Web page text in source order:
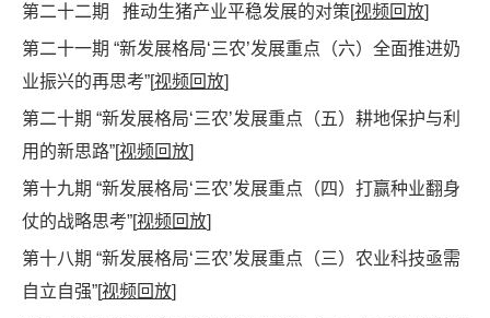
第二十二期 推动生猪产业平稳发展的对策[视频回放]
第二十一期 “新发展格局‘三农’发展重点（六）全面推进奶
业振兴的再思考”[视频回放]
第二十期 “新发展格局‘三农’发展重点（五）耕地保护与利
用的新思路”[视频回放]
第十九期 “新发展格局‘三农’发展重点（四）打赢种业翻身
仗的战略思考”[视频回放]
第十八期 “新发展格局‘三农’发展重点（三）农业科技亟需
自立自强”[视频回放]